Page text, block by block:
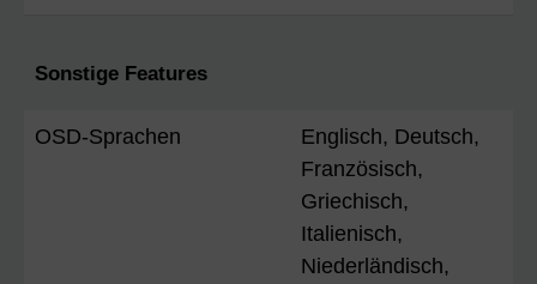
Sonstige Features
OSD-Sprachen
Englisch, Deutsch,
Französisch,
Griechisch,
Italienisch,
Niederländisch,